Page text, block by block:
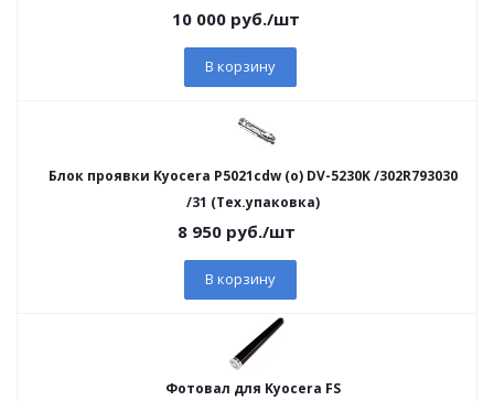
10 000 руб./шт
В корзину
Блок проявки Kyocera P5021cdw (o) DV-5230K /302R793030
/31 (Тех.упаковка)
8 950руб./шт
В корзину
Фотовал для Kyocera FS